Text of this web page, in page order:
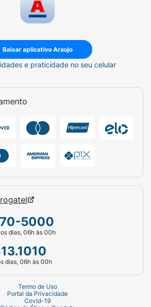
Baixar aplicativo Araujo
e praticidade no seu celular
5000
dias, 06h às 00h
dias, 06h às 00h
Termo de Uso
Portal da Privacidade
Covid-19